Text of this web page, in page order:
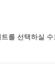
작동하는 자동
명합니다. 여러
제어하고 물리
를 사용하여 플
를 선택하실